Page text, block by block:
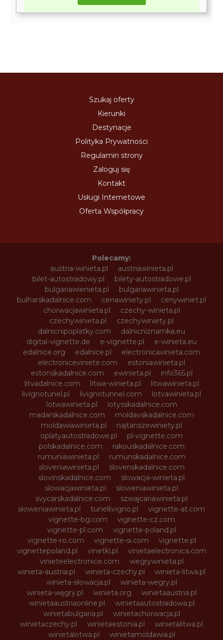
Szukaj oferty
Kierunki
Destynacje
Polityka Prywatności
Regulamin strony
Zaloguj się
Kontakt
Usługi Internetowe
Oferta Współpracy
Polecamy:
austria-winieta.pl
austriawinieta.pl
bilet-autostradowy.pl
bilety-autostradowe.pl
bulgariawienieta.pl
bulgariawinieta.pl
bulharskadalnice.com
cenawiniety.pl
cenywiniet.pl
chorwacjawinieta.pl
czechy-winieta.pl
czechywinieta.pl
czechywiniety.pl
dalnicnipoplatky.com
dalnicniznamka.eu
digital-vignette.de
e-vignette.pl
e-winieta.eu
edalnice.org
edalnice.pl
electronicavinieta.com
electroniceviniete.com
estoniawinieta.pl
estonskadalnice.com
ewinieta.pl
info365.pl
litvadalnice.com
litwa-winieta.pl
litwawinieta.pl
livignotunel.pl
livignotunnel.com
lotvawinieta.pl
lotwawinieta.pl
lotysskadalnice.com
madarskadalnice.com
moldavskadalnice.com
moldawiawinieta.pl
najtanszewiniety.pl
oplatyautostradowe.pl
pl-vignette.com
polskadalnice.com
rakouskadalnice.com
rumuniawinieta.pl
rumunskadalnice.com
sloveniawinieta.pl
slovenskadalnice.com
slovinskadalnice.com
slowacja-winieta.pl
slowacjawinieta.pl
sloweniawinieta.pl
svycarskadalnice.com
szwajcariawinieta.pl
słoweniawinieta.pl
tunellivigno.pl
vignette-at.com
vignette-bg.com
vignette-cz.com
vignette-pl.com
vignette-poland.pl
vignette-ro.com
vignette-si.com
vignette.pl
vignettepoland.pl
vinetki.pl
vinietaelectronica.com
vinieteelectronice.com
wegrywinieta.pl
winieta-austria.pl
winieta-czechy.pl
winieta-litwa.pl
winieta-słowacja.pl
winieta-wegry.pl
winieta-węgry.pl
winieta.org
winietaaustria.pl
winietaaustriaonline.pl
winietaautostradowa.pl
winietabulgaria.pl
winietachorwacja.pl
winietaczechy.pl
winietaestonia.pl
winietalitwa.pl
winietalotwa.pl
winietamoldawia.pl